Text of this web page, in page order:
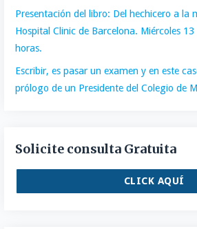
Presentación del libro: Del hechicero a la
Hospital Clinic de Barcelona. Miércoles
horas.
Escribir, es pasar un examen y en este
prólogo de un Presidente del Colegio de
Solicite consulta Gratuita
CLICK AQUÍ